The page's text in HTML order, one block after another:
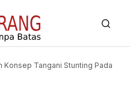
Konsep Tangani Stunting Pada